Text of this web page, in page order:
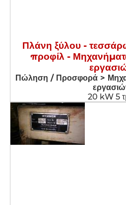
Πλάνη ξύλου -
προφίλ -
Πώληση / Προσφορά >
20 kW 5